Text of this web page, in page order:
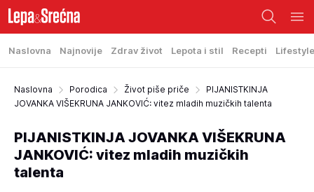
Naslovna Najnovije Zdrav život Lepota i stil Recepti Lifestyle
Naslovna Porodica Život piše priče
PIJANISTKINJA
JOVANKA VIŠEKRUNA JANKOVIĆ: vitez mladih muzičkih talenta
PIJANISTKINJA JOVANKA VIŠEKRUNA
JANKOVIĆ: vitez mladih muzičkih
talenta